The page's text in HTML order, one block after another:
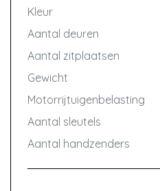
Kleur
Aantal deuren
Aantal zitplaatsen
Gewicht
Motorrijtuigenbelasting
Aantal sleutels
Aantal handzenders